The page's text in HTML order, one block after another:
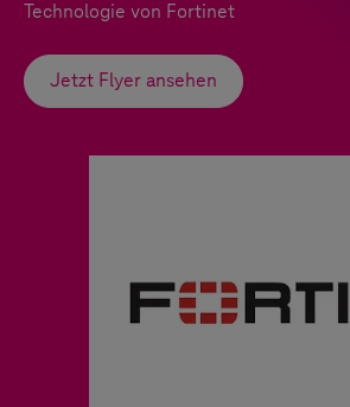
Technologie von Fortinet
Jetzt Flyer ansehen